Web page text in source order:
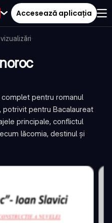
Accesează aplicația
vizualizări·
pentru romanul
potrivit pentru Bacalaureat
principale, conflictul
lăcomia, destinul și